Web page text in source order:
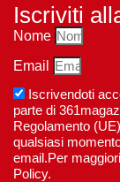
Iscriviti
Nome
Email
Iscrivendoti
parte di
Regolamento
qualsiasi
email.Per
Policy.